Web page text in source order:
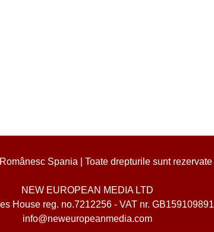
Spania | Toate drepturile sunt rezervate
NEW EUROPEAN MEDIA LTD
House reg. no.7212256 - VAT nr. GB159109891
info@neweuropeanmedia.com